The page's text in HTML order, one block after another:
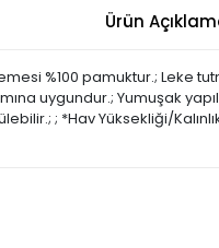
Ürün
%100 pamuktur.; Leke
uygundur.; Yumuşak
; *Hav Yüksekliği/